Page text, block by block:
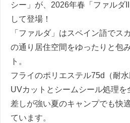
シー」が、2026年春「ファルダ
して登場！
「ファルダ」はスペイン語でス
の通り居住空間をゆったりと包
ト。
フライのポリエステル75d（耐水
UVカットとシームシール処理を
差しが強い夏のキャンプでも快
ています。